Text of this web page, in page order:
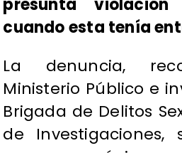
presunta
cuando esta tenía
La denuncia,
Ministerio Público e
Brigada de Delitos
de Investigaciones,